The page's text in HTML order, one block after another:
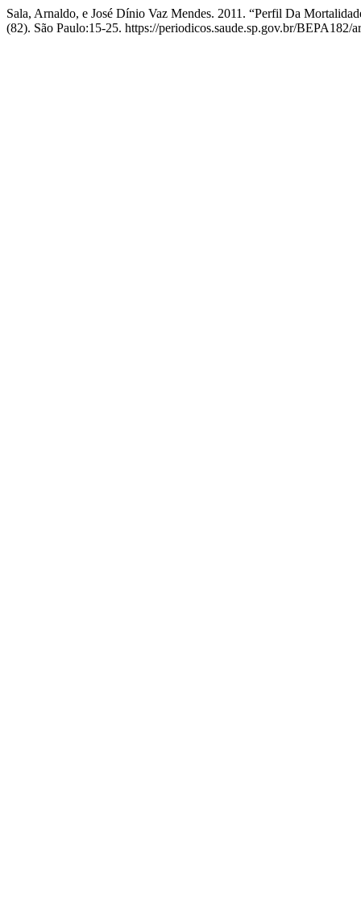
Sala, Arnaldo, e José Dínio Vaz Mendes. 2011. “Perfil Da
(82). São Paulo:15-25. https://periodicos.saude.sp.gov.br/BEPA182/